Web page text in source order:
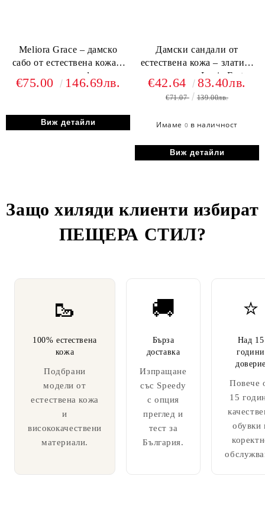
Meliora Grace – дамско
сабо от естествена кожа в
карамелено кафяво с
елегантен силует
€75.00 146.69лв.
Виж детайли
Дамски сандали от
естествена кожа – златист
шик - модел Lucia Forte
€42.64 83.40лв.
€71.07 139.00лв.
Имаме 0 в наличност
Виж детайли
Защо хиляди клиенти избират
ПЕЩЕРА СТИЛ?
🥾
100% естествена
кожа
Подбрани
модели от
естествена кожа
и
висококачествени
материали.
🚚
Бърза
доставка
Изпращане
със Speedy
с опция
преглед и
тест за
България.
⭐
Над 15
години
Повече
15
обувки